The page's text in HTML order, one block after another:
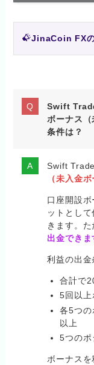
JinaCoin FX
Swift
ボーナス
条件は？
Swift
（未入金
口座開設
ットとし
きます。た
出金できま
利益の出金
合計で
5回以上
各5つの
以上
5つのポ
ボーナス